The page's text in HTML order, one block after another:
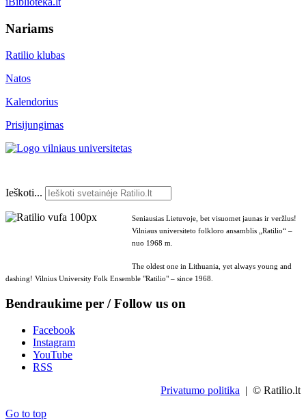
Nariams
Ratilio klubas
Natos
Kalendorius
Prisijungimas
Ieškoti...
Seniausias Lietuvoje, bet visuomet jaunas ir veržlus!
Vilniaus universiteto folkloro ansamblis „Ratilio“ –
nuo 1968 m.
The oldest one in Lithuania, yet always young and
dashing! Vilnius University Folk Ensemble "Ratilio" – since 1968.
Bendraukime per / Follow us on
Facebook
Instagram
YouTube
RSS
Privatumo politika | © Ratilio.lt
Go to top